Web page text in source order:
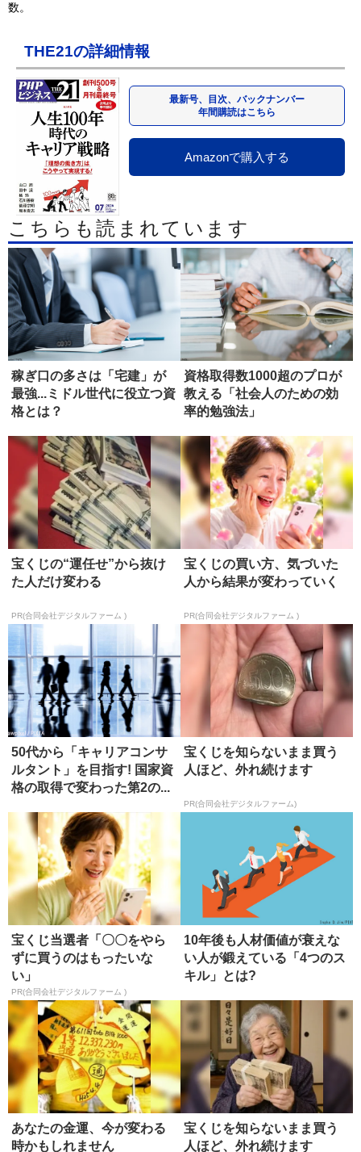
数。
THE21の詳細情報
最新号、目次、バックナンバー
年間購読はこちら
Amazonで購入する
こちらも読まれています
稼ぎ口の多さは「宅建」が
最強...ミドル世代に役立つ資
格とは？
資格取得数1000超のプロが
教える「社会人のための効
率的勉強法」
宝くじの“運任せ”から抜け
た人だけ変わる
PR(合同会社デジタルファーム )
宝くじの買い方、気づいた
人から結果が変わっていく
PR(合同会社デジタルファーム )
50代から「キャリアコンサ
ルタント」を目指す! 国家資
格の取得で変わった第2の...
宝くじを知らないまま買う
人ほど、外れ続けます
PR(合同会社デジタルファーム)
宝くじ当選者「〇〇をやら
ずに買うのはもったいな
い」
PR(合同会社デジタルファーム )
10年後も人材価値が衰えな
い人が鍛えている「4つのス
キル」とは?
あなたの金運、今が変わる
時かもしれません
宝くじを知らないまま買う
人ほど、外れ続けます